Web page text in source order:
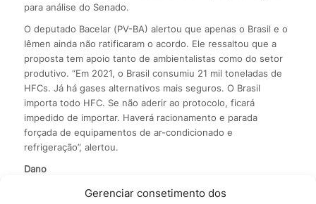
Gerenciar consetimento dos
para análise do Senado.
O deputado Bacelar (PV-BA) alertou que apenas o Brasil e o
Iêmen ainda não ratificaram o acordo. Ele ressaltou que a
proposta tem apoio tanto de ambientalistas como do setor
produtivo. “Em 2021, o Brasil consumiu 21 mil toneladas de
HFCs. Já há gases alternativos mais seguros. O Brasil
importa todo HFC. Se não aderir ao protocolo, ficará
impedido de importar. Haverá racionamento e parada
forçada de equipamentos de ar-condicionado e
refrigeração”, alertou.
Dano
O projeto ratifica a Emenda de Kigali, assinada em 2016 na